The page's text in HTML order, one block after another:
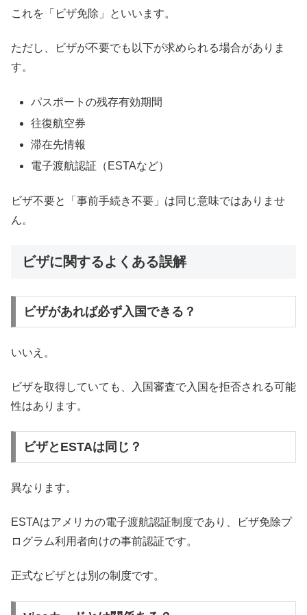
これを「ビザ免除」といいます。
ただし、ビザが不要でも以下が求められる場合がありま
す。
パスポートの残存有効期間
往復航空券
滞在先情報
電子渡航認証（ESTAなど）
ビザ不要と「事前手続き不要」は同じ意味ではありませ
ん。
ビザに関するよくある誤解
ビザがあれば必ず入国できる？
いいえ。
ビザを取得していても、入国審査で入国を拒否される可能
性はあります。
ビザとESTAは同じ？
異なります。
ESTAはアメリカの電子渡航認証制度であり、ビザ免除プ
ログラム利用者向けの事前認証です。
正式なビザとは別の制度です。